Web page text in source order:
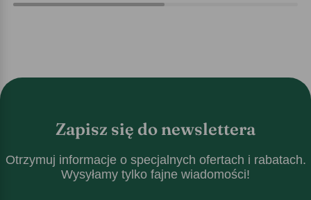
Zapisz się do newslettera
Otrzymuj informacje o specjalnych ofertach i rabatach.
Wysyłamy tylko fajne wiadomości!